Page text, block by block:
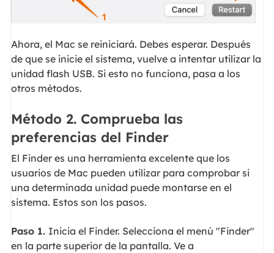
Ahora, el Mac se reiniciará. Debes esperar. Después
de que se inicie el sistema, vuelve a intentar utilizar la
unidad flash USB. Si esto no funciona, pasa a los
otros métodos.
Método 2. Comprueba las
preferencias del Finder
El Finder es una herramienta excelente que los
usuarios de Mac pueden utilizar para comprobar si
una determinada unidad puede montarse en el
sistema. Estos son los pasos.
Paso 1. Inicia el Finder. Selecciona el menú "Finder"
en la parte superior de la pantalla. Ve a